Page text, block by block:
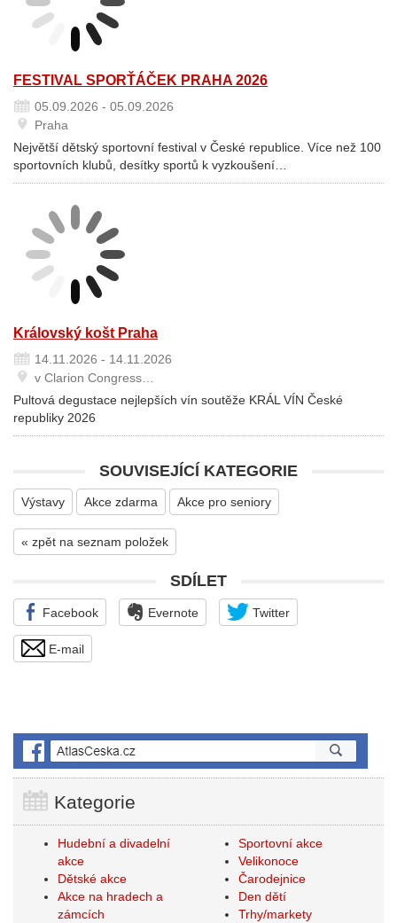
FESTIVAL SPORŤÁČEK PRAHA 2026
05.09.2026 - 05.09.2026
Praha
Největší dětský sportovní festival v České republice. Více než 100
sportovních klubů, desítky sportů k vyzkoušení…
Královský košt Praha
14.11.2026 - 14.11.2026
v Clarion Congress…
Pultová degustace nejlepších vín soutěže KRÁL VÍN České
republiky 2026
SOUVISEJÍCÍ KATEGORIE
Výstavy Akce zdarma Akce pro seniory
« zpět na seznam položek
SDÍLET
Facebook Evernote Twitter
E-mail
Kategorie
Hudební a divadelní
akce
Dětské akce
Akce na hradech a
zámcích
Sportovní akce
Velikonoce
Čarodejnice
Den dětí
Trhy/markety